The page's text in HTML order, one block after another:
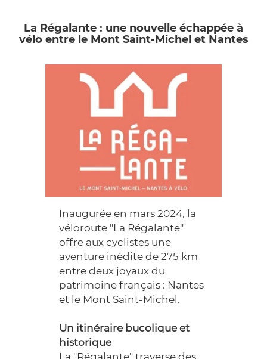
La Régalante : une nouvelle échappée à
vélo entre le Mont Saint-Michel et Nantes
Inaugurée en mars 2024, la
véloroute "La Régalante"
offre aux cyclistes une
aventure inédite de 275 km
entre deux joyaux du
patrimoine français : Nantes
et le Mont Saint-Michel.
Un itinéraire bucolique et
historique